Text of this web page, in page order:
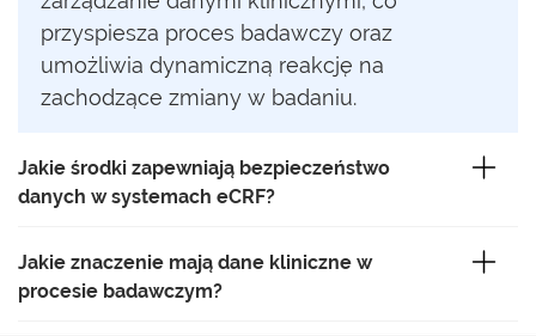
przyspiesza proces badawczy oraz
umożliwia dynamiczną reakcję na
zachodzące zmiany w badaniu.
Jakie środki zapewniają bezpieczeństwo
danych w systemach eCRF?
Jakie znaczenie mają dane kliniczne w
procesie badawczym?